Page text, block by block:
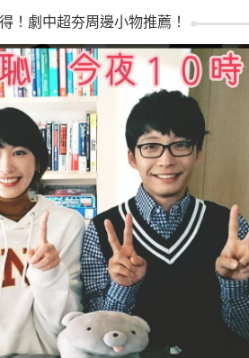
！劇中超夯周邊小物推薦！